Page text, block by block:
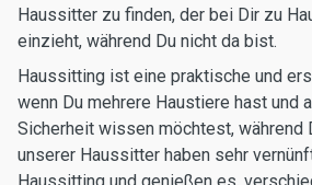
Haussitter zu finden, der bei Dir zu
einzieht, während Du nicht da bist.
Haussitting ist eine praktische und
wenn Du mehrere Haustiere hast und
Sicherheit wissen möchtest, während
unserer Haussitter haben sehr